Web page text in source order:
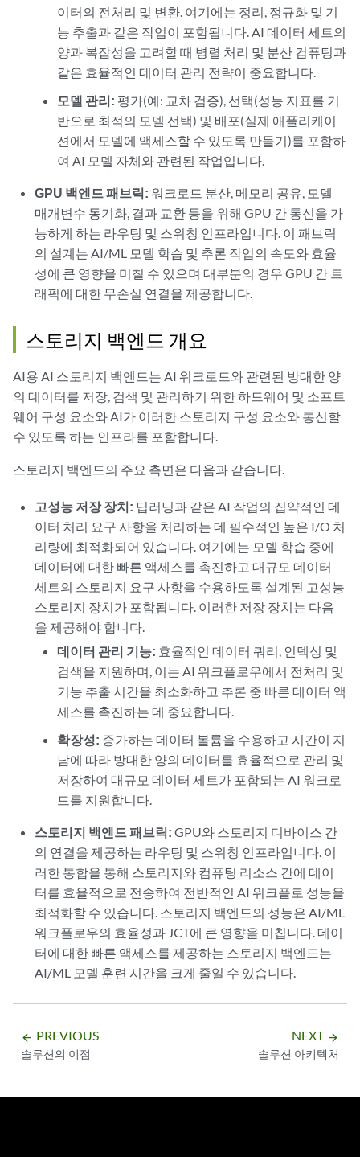
이터의 전처리 및 변환. 여기에는 정리, 정규화 및 기
능 추출과 같은 작업이 포함됩니다. AI 데이터 세트의
양과 복잡성을 고려할 때 병렬 처리 및 분산 컴퓨팅과
같은 효율적인 데이터 관리 전략이 중요합니다.
모델 관리: 평가(예: 교차 검증), 선택(성능 지표를 기
반으로 최적의 모델 선택) 및 배포(실제 애플리케이
션에서 모델에 액세스할 수 있도록 만들기)를 포함하
여 AI 모델 자체와 관련된 작업입니다.
GPU 백엔드 패브릭: 워크로드 분산, 메모리 공유, 모델
매개변수 동기화, 결과 교환 등을 위해 GPU 간 통신을 가
능하게 하는 라우팅 및 스위칭 인프라입니다. 이 패브릭
의 설계는 AI/ML 모델 학습 및 추론 작업의 속도와 효율
성에 큰 영향을 미칠 수 있으며 대부분의 경우 GPU 간 트
래픽에 대한 무손실 연결을 제공합니다.
스토리지 백엔드 개요
AI용 AI 스토리지 백엔드는 AI 워크로드와 관련된 방대한 양
의 데이터를 저장, 검색 및 관리하기 위한 하드웨어 및 소프트
웨어 구성 요소와 AI가 이러한 스토리지 구성 요소와 통신할
수 있도록 하는 인프라를 포함합니다.
스토리지 백엔드의 주요 측면은 다음과 같습니다.
고성능 저장 장치: 딥러닝과 같은 AI 작업의 집약적인 데
이터 처리 요구 사항을 처리하는 데 필수적인 높은 I/O 처
리량에 최적화되어 있습니다. 여기에는 모델 학습 중에
데이터에 대한 빠른 액세스를 촉진하고 대규모 데이터
세트의 스토리지 요구 사항을 수용하도록 설계된 고성능
스토리지 장치가 포함됩니다. 이러한 저장 장치는 다음
을 제공해야 합니다.
데이터 관리 기능: 효율적인 데이터 쿼리, 인덱싱 및
검색을 지원하며, 이는 AI 워크플로우에서 전처리 및
기능 추출 시간을 최소화하고 추론 중 빠른 데이터 액
세스를 촉진하는 데 중요합니다.
확장성: 증가하는 데이터 볼륨을 수용하고 시간이 지
남에 따라 방대한 양의 데이터를 효율적으로 관리 및
저장하여 대규모 데이터 세트가 포함되는 AI 워크로
드를 지원합니다.
스토리지 백엔드 패브릭: GPU와 스토리지 디바이스 간
의 연결을 제공하는 라우팅 및 스위칭 인프라입니다. 이
러한 통합을 통해 스토리지와 컴퓨팅 리소스 간에 데이
터를 효율적으로 전송하여 전반적인 AI 워크플로 성능을
최적화할 수 있습니다. 스토리지 백엔드의 성능은 AI/ML
워크플로우의 효율성과 JCT에 큰 영향을 미칩니다. 데이
터에 대한 빠른 액세스를 제공하는 스토리지 백엔드는
AI/ML 모델 훈련 시간을 크게 줄일 수 있습니다.
arrow_backward PREVIOUS
솔루션의 이점
NEXT arrow_forward
솔루션 아키텍처